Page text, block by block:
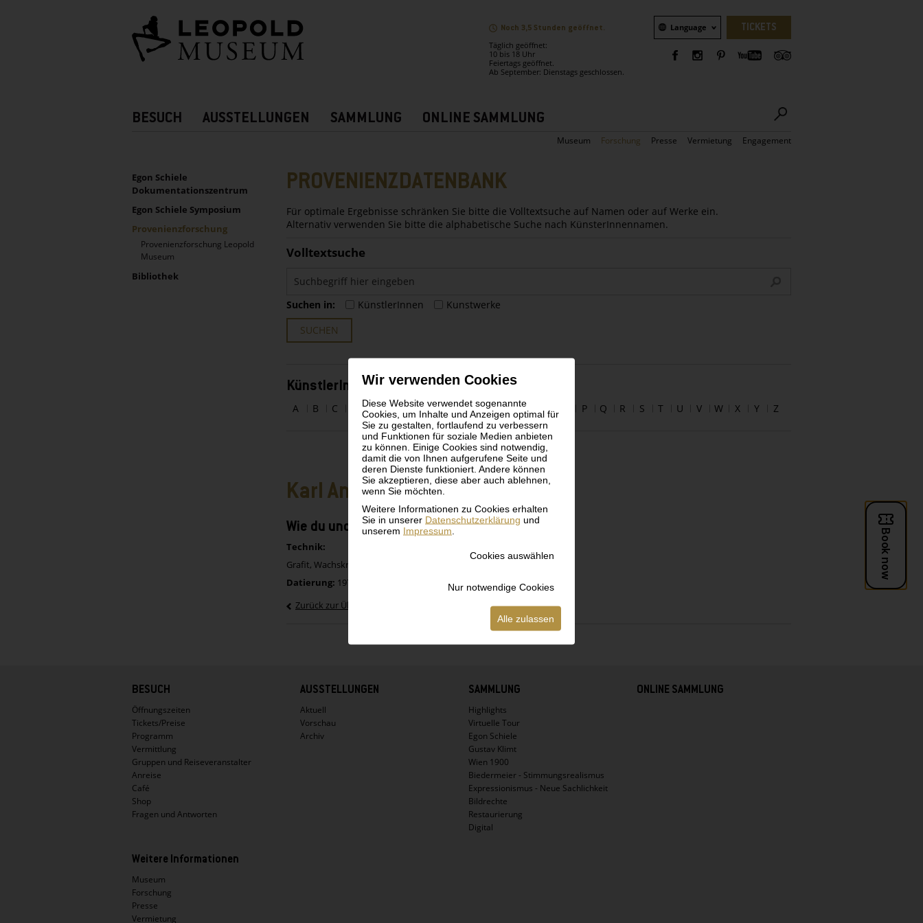
Wir verwenden Cookies
Diese Website verwendet sogenannte
Cookies, um Inhalte und Anzeigen optimal für
Sie zu gestalten, fortlaufend zu verbessern
und Funktionen für soziale Medien anbieten
zu können. Einige Cookies sind notwendig,
damit die von Ihnen aufgerufene Seite und
deren Dienste funktioniert. Andere können
Sie akzeptieren, diese aber auch ablehnen,
wenn Sie möchten.
Weitere Informationen zu Cookies erhalten
Sie in unserer Datenschutzerklärung und
unserem Impressum
Cookies auswählen
Nur notwendige Cookies
Alle zulassen
Noch 3,5 Stunden geöffnet.
Täglich geöffnet:
10 bis 18 Uhr
Feiertags geöffnet.
Ab September: Dienstags geschlossen.
Sprachauswahl
Language TICKETS
Hauptnavigation
BESUCH AUSSTELLUNGEN SAMMLUNG ONLINE SAMMLUNG
Museum Forschung Presse Vermietung Engagement
Sidebar
UNTERNAVIGATION
Egon Schiele
Dokumentationszentrum
Egon Schiele Symposium
Provenienzforschung
Provenienzforschung Leopold
Museum
Bibliothek
PROVENIENZDATENBANK
Für optimale Ergebnisse schränken Sie bitte die Volltextsuche auf Namen oder auf Werke ein.
Alternativ verwenden Sie bitte die alphabetische Suche nach KünsterInnennamen.
Volltextsuche
Suchen in: KünstlerInnen
Kunstwerke
SUCHEN
KünstlerInnen alphabetisch
A B C E F G H I J K L M N P Q R S T U V W X Y Z
Karl Anton Fleck
Wie du und ich
Technik:
Grafit, Wachskreide auf Papier
Datierung: 1976
Zurück zur Übersicht
BESUCH
Öffnungszeiten
Tickets/Preise
Programm
Vermittlung
Gruppen und Reiseveranstalter
Anreise
Café
Shop
Fragen und Antworten
AUSSTELLUNGEN
Aktuell
Vorschau
Archiv
SAMMLUNG
Highlights
Virtuelle Tour
Egon Schiele
Gustav Klimt
Wien 1900
Biedermeier - Stimmungsrealismus
Expressionismus - Neue Sachlichkeit
Bildrechte
Restaurierung
Digital
ONLINE SAMMLUNG
Weitere Informationen
Museum
Forschung
Presse
Vermietung